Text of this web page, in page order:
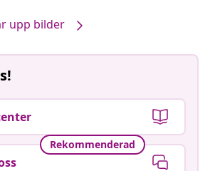
upp bilder
Rekommenderad